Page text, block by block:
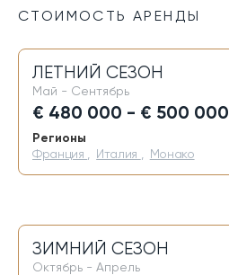
СТОИМОСТЬ АРЕНДЫ
ЛЕТНИЙ СЕЗОН
Май - Сентябрь
€ 480 000 - € 500 000
Регионы
Франция Италия Монако
ЗИМНИЙ СЕЗОН
Октябрь - Апрель